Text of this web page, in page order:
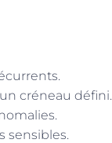
créneau défini.
sensibles.